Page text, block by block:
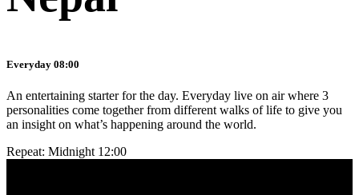
Everyday 08:00
An entertaining starter for the day. Everyday live on air where 3
personalities come together from different walks of life to give you
an insight on what’s happening around the world.
Repeat: Midnight 12:00